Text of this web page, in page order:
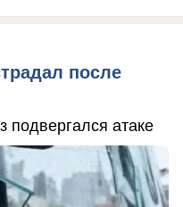
после
подвергался атаке